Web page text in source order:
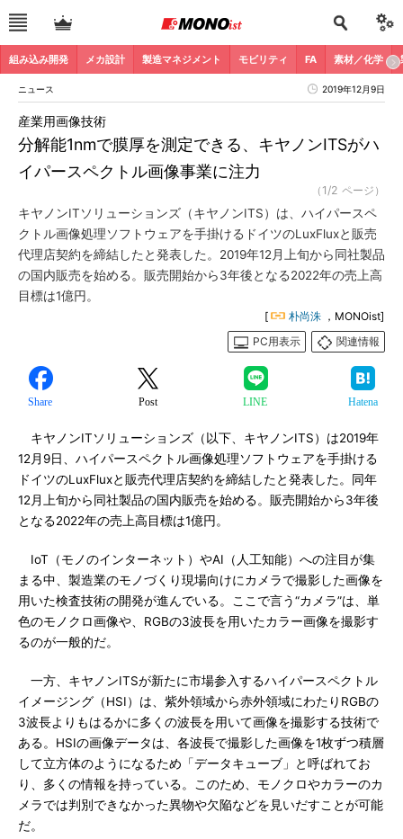
組み込み開発 メカ設計 製造マネジメント モビリティ FA 素材／化学
ニュース 2019年12月9日
分解能1nmで膜厚を測定できる、キヤノンITSがハ
イパースペクトル画像事業に注力
産業用画像技術
（1/2 ページ）
キヤノンITソリューションズ（キヤノンITS）は、ハイパースペ
クトル画像処理ソフトウェアを手掛けるドイツのLuxFluxと販売
代理店契約を締結したと発表した。2019年12月上旬から同社製品
の国内販売を始める。販売開始から3年後となる2022年の売上高
目標は1億円。
[ 朴尚洙 ，MONOist]
PC用表示
関連情報
Share Post LINE Hatena
キヤノンITソリューションズ（以下、キヤノンITS）は2019年
12月9日、ハイパースペクトル画像処理ソフトウェアを手掛ける
ドイツのLuxFluxと販売代理店契約を締結したと発表した。同年
12月上旬から同社製品の国内販売を始める。販売開始から3年後
となる2022年の売上高目標は1億円。
IoT（モノのインターネット）やAI（人工知能）への注目が集
まる中、製造業のモノづくり現場向けにカメラで撮影した画像を
用いた検査技術の開発が進んでいる。ここで言う“カメラ”は、単
色のモノクロ画像や、RGBの3波長を用いたカラー画像を撮影す
るのが一般的だ。
一方、キヤノンITSが新たに市場参入するハイパースペクトル
イメージング（HSI）は、紫外領域から赤外領域にわたりRGBの
3波長よりもはるかに多くの波長を用いて画像を撮影する技術で
ある。HSIの画像データは、各波長で撮影した画像を1枚ずつ積層
して立方体のようになるため「データキューブ」と呼ばれてお
り、多くの情報を持っている。このため、モノクロやカラーのカ
メラでは判別できなかった異物や欠陥などを見いだすことが可能
だ。